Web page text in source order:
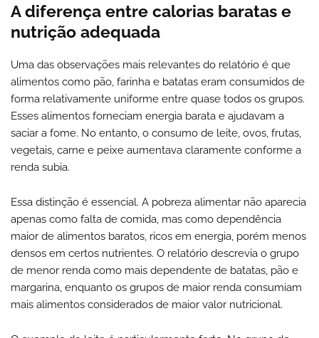
A diferença entre calorias baratas e
nutrição adequada
Uma das observações mais relevantes do relatório é que
alimentos como pão, farinha e batatas eram consumidos de
forma relativamente uniforme entre quase todos os grupos.
Esses alimentos forneciam energia barata e ajudavam a
saciar a fome. No entanto, o consumo de leite, ovos, frutas,
vegetais, carne e peixe aumentava claramente conforme a
renda subia.
Essa distinção é essencial. A pobreza alimentar não aparecia
apenas como falta de comida, mas como dependência
maior de alimentos baratos, ricos em energia, porém menos
densos em certos nutrientes. O relatório descrevia o grupo
de menor renda como mais dependente de batatas, pão e
margarina, enquanto os grupos de maior renda consumiam
mais alimentos considerados de maior valor nutricional.